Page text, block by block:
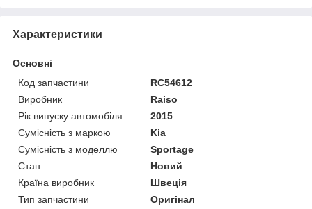
Характеристики
Основні
Код запчастини
RC54612
Виробник
Raiso
Рік випуску автомобіля
2015
Сумісність з маркою
Kia
Сумісність з моделлю
Sportage
Стан
Новий
Країна виробник
Швеція
Тип запчастини
Оригінал